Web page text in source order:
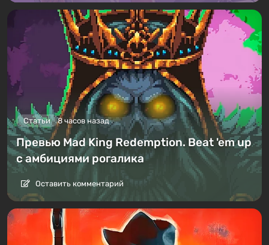
Статьи 8 часов назад
Превью Mad King Redemption. Beat 'em up
с амбициями рогалика
Оставить комментарий